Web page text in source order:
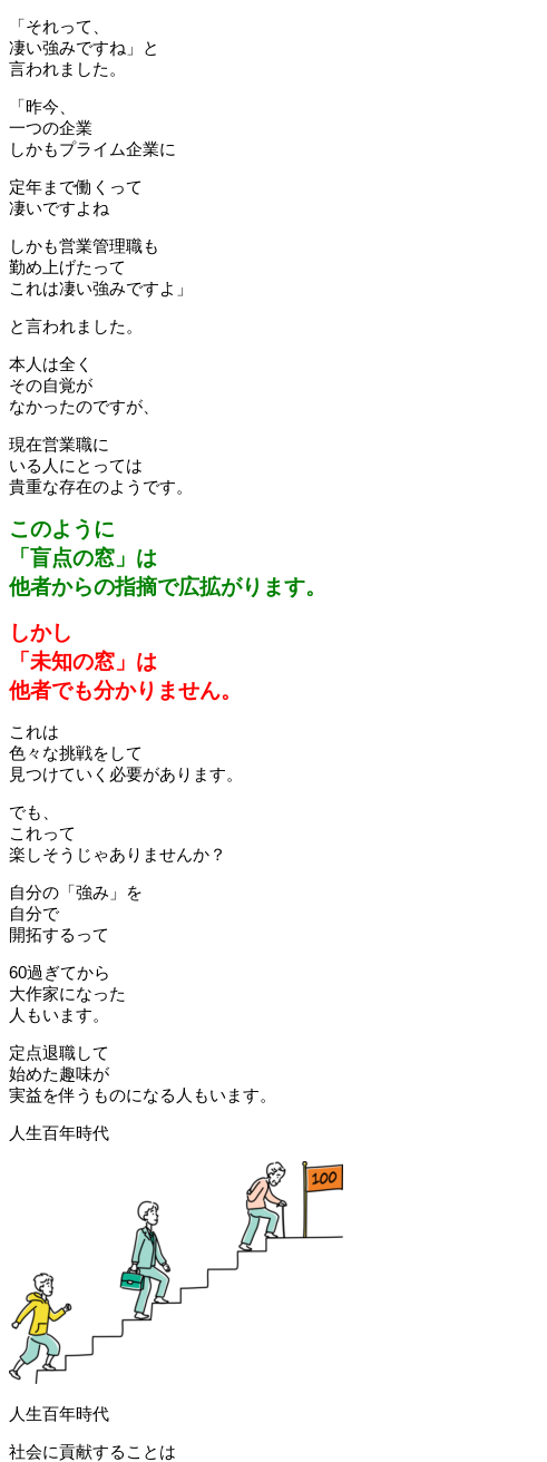
「それって、
凄い強みですね」と
言われました。
「昨今、
一つの企業
しかもプライム企業に
定年まで働くって
凄いですよね
しかも営業管理職も
勤め上げたって
これは凄い強みですよ」
と言われました。
本人は全く
その自覚が
なかったのですが、
現在営業職に
いる人にとっては
貴重な存在のようです。
このように
「盲点の窓」は
他者からの指摘で広拡がります。
しかし
「未知の窓」は
他者でも分かりません。
これは
色々な挑戦をして
見つけていく必要があります。
でも、
これって
楽しそうじゃありませんか？
自分の「強み」を
自分で
開拓するって
60過ぎてから
大作家になった
人もいます。
定点退職して
始めた趣味が
実益を伴うものになる人もいます。
人生百年時代
人生百年時代
社会に貢献することは